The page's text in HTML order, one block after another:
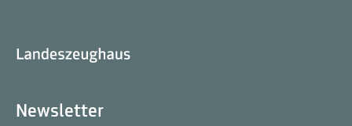
Newsletter